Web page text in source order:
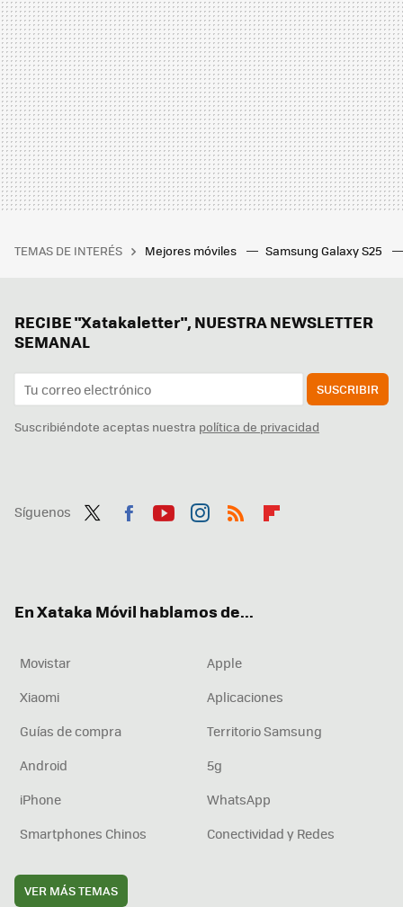
TEMAS DE INTERÉS Mejores móviles Samsung Galaxy S25
RECIBE "Xatakaletter", NUESTRA NEWSLETTER
SEMANAL
SUSCRIBIR
Suscribiéndote aceptas nuestra política de privacidad
Síguenos
En Xataka Móvil hablamos de...
Movistar
Apple
Xiaomi
Aplicaciones
Guías de compra
Territorio Samsung
Android
5g
iPhone
WhatsApp
Smartphones Chinos
Conectividad y Redes
VER MÁS TEMAS